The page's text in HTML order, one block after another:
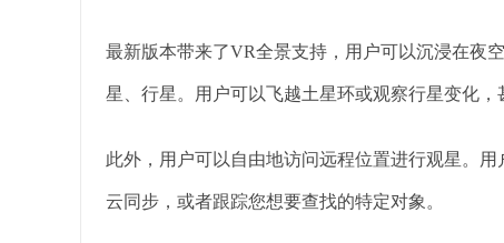
最新版本带来了VR全景支持，用户可以沉浸在夜
星、行星。用户可以飞越土星环或观察行星变化，
此外，用户可以自由地访问远程位置进行观星。
云同步，或者跟踪您想要查找的特定对象。